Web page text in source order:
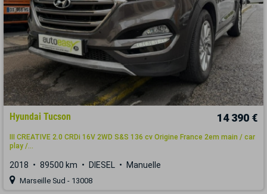
Hyundai Tucson 14 390 €
III CREATIVE 2.0 CRDi 16V 2WD S&S 136 cv Origine France 2em main / car
play /...
2018 89500 km DIESEL Manuelle
Marseille Sud - 13008